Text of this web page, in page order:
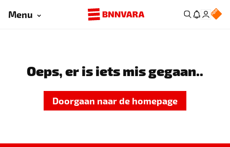
Menu
Oeps, er is iets mis gegaan..
Doorgaan naar de homepage